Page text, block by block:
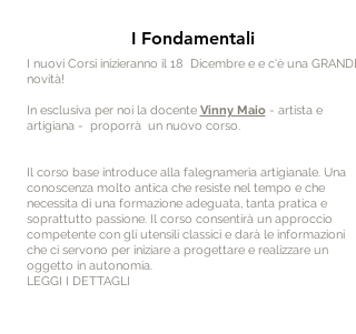
I Fondamentali
I nuovi Corsi inizieranno il 18 Dicembre e e c'è una GRANDE
novità!
In esclusiva per noi la docente Vinny Maio- artista e
artigiana - proporrà un nuovo corso.
Il corso base introduce alla falegnameria artigianale. Una
conoscenza molto antica che resiste nel tempo e che
necessita di una formazione adeguata, tanta pratica e
soprattutto passione. Il corso consentirà un approccio
competente con gli utensili classici e darà le informazioni
che ci servono per iniziare a progettare e realizzare un
oggetto in autonomia.
LEGGI I DETTAGLI